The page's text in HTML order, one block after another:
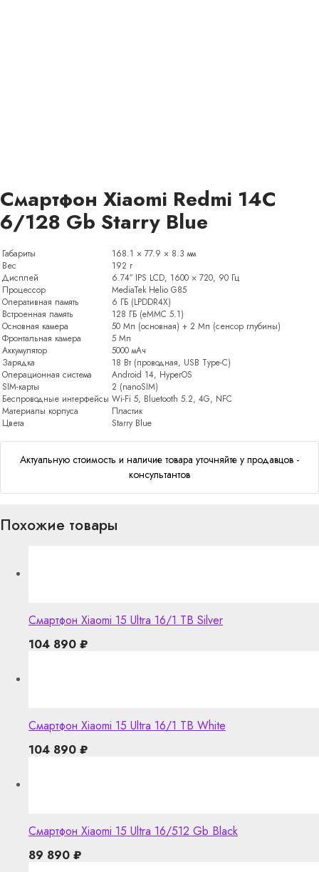
Смартфон Xiaomi Redmi 14C
6/128 Gb Starry Blue
Габариты
168.1 × 77.9 × 8.3 мм
Вес
192 г
Дисплей
6.74″ IPS LCD, 1600 × 720, 90 Гц
Процессор
MediaTek Helio G85
Оперативная память
6 ГБ (LPDDR4X)
Встроенная память
128 ГБ (eMMC 5.1)
Основная камера
50 Мп (основная) + 2 Мп (сенсор глубины)
Фронтальная камера
5 Мп
Аккумулятор
5000 мАч
Зарядка
18 Вт (проводная, USB Type-C)
Операционная система
Android 14, HyperOS
SIM-карты
2 (nanoSIM)
Беспроводные интерфейсы Wi-Fi 5, Bluetooth 5.2, 4G, NFC
Материалы корпуса
Пластик
Цвета
Starry Blue
Актуальную стоимость и наличие товара уточняйте у продавцов -
консультантов
Похожие товары
Смартфон Xiaomi 15 Ultra 16/1 TB Silver
104 890 ₽
Смартфон Xiaomi 15 Ultra 16/1 TB White
104 890 ₽
Смартфон Xiaomi 15 Ultra 16/512 Gb Black
89 890 ₽